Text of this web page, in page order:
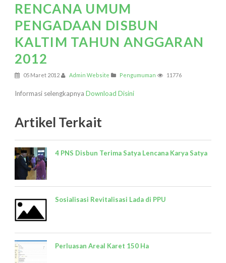
RENCANA UMUM
PENGADAAN DISBUN
KALTIM TAHUN ANGGARAN
2012
05 Maret 2012 Admin Website Pengumuman 11776
Informasi selengkapnya Download Disini
Artikel Terkait
4 PNS Disbun Terima Satya Lencana Karya Satya
Sosialisasi Revitalisasi Lada di PPU
Perluasan Areal Karet 150 Ha